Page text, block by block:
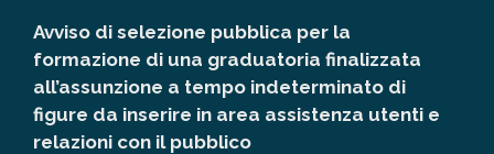
Avviso di selezione pubblica per la
formazione di una graduatoria finalizzata
all’assunzione a tempo indeterminato di
figure da inserire in area assistenza utenti e
relazioni con il pubblico